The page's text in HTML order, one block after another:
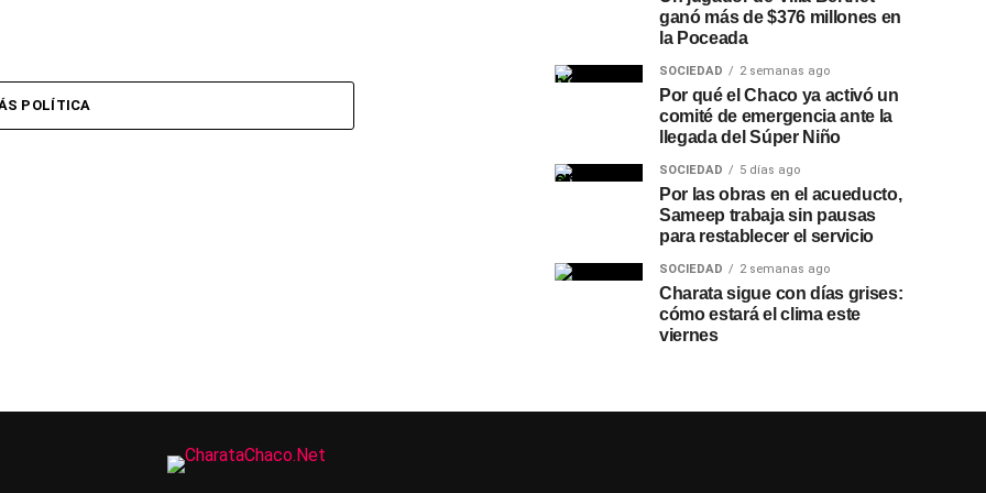
POLÍTICA
ganó más de $376 millones en
la Poceada
SOCIEDAD 2 semanas ago
Por qué el Chaco ya activó un
comité de emergencia ante la
llegada del Súper Niño
SOCIEDAD 5 días ago
Por las obras en el acueducto,
Sameep trabaja sin pausas
para restablecer el servicio
SOCIEDAD 2 semanas ago
Charata sigue con días grises:
cómo estará el clima este
viernes